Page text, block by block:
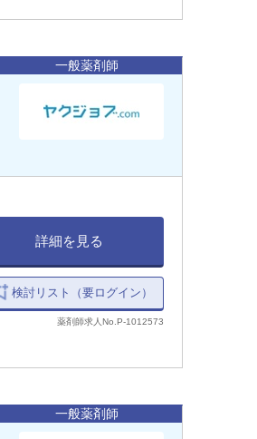
一般薬剤師
詳細を見る
検討リスト（要ログイン）
薬剤師求人No.P-1012573
一般薬剤師